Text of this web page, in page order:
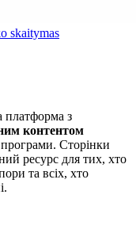
skaitymas
платформа з
контентом
програми. Сторінки
ресурс для тих, хто
та всіх, хто